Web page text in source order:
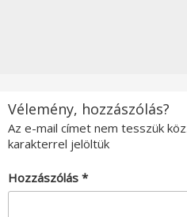
Vélemény, hozzászólás?
Az e-mail címet nem tesszük
karakterrel jelöltük
Hozzászólás *